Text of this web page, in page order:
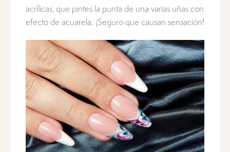
acrílicas, que pintes la punta de una varias uñas con
efecto de acuarela. ¡Seguro que causan sensación!